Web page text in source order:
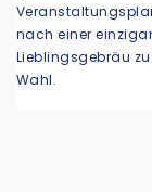
nach einer
Lieblingsgebräu
Wahl.